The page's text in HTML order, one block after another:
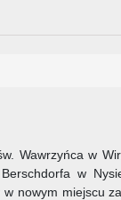
Wawrzyńca w
w
nowym miejscu